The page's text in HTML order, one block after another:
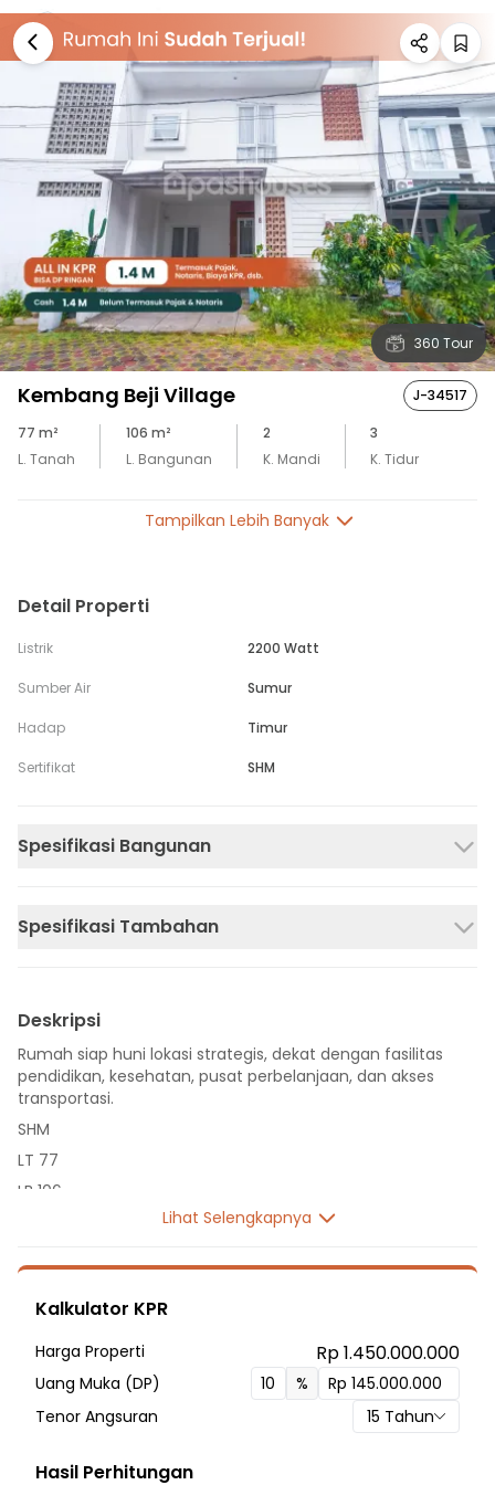
360 Tour
Kembang Beji Village
J-34517
77 m²
L. Tanah
106 m²
L. Bangunan
2
K. Mandi
3
K. Tidur
Tampilkan Lebih Banyak
Detail Properti
Listrik 2200 Watt
Sumber Air Sumur
Hadap Timur
Sertifikat SHM
Spesifikasi Bangunan
Spesifikasi Tambahan
Deskripsi
Rumah siap huni lokasi strategis, dekat dengan fasilitas
pendidikan, kesehatan, pusat perbelanjaan, dan akses
transportasi.
SHM
LT 77
LB 106
Listrik 2200 VA
Sumber Air Tanah
Hadap Timur
Fasilitas Sekitar Hunian:
4 Menit ke SMA Negeri 14 Depok
Lihat Selengkapnya
Kalkulator KPR
Harga Properti Rp 1.450.000.000
Uang Muka (DP)
%
Tenor Angsuran
15 Tahun
Hasil Perhitungan